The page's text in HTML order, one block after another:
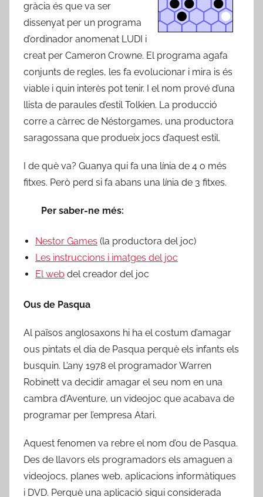
gràcia és que va ser
dissenyat per un programa
d’ordinador anomenat LUDI i
creat per Cameron Crowne. El programa agafa
conjunts de regles, les fa evolucionar i mira is és
viable i quin interès pot tenir. I el nom prové d’una
llista de paraules d’estil Tolkien. La producció
corre a càrrec de Néstorgames, una productora
saragossana que produeix jocs d’aquest estil.
I de què va? Guanya qui fa una línia de 4 o més
fitxes. Però perd si fa abans una línia de 3 fitxes.
Per saber-ne més:
Nestor Games (la productora del joc)
Les instruccions i imatges del joc
El web del creador del joc
Ous de Pasqua
Al països anglosaxons hi ha el costum d’amagar
ous pintats el dia de Pasqua perquè els infants els
busquin. L’any 1978 el programador Warren
Robinett va decidir amagar el seu nom en una
cambra d’Aventure, un videojoc que acabava de
programar per l’empresa Atari.
Aquest fenomen va rebre el nom d’ou de Pasqua.
Des de llavors els programadors els amaguen a
videojocs, planes web, aplicacions informàtiques
i DVD. Perquè una aplicació sigui considerada